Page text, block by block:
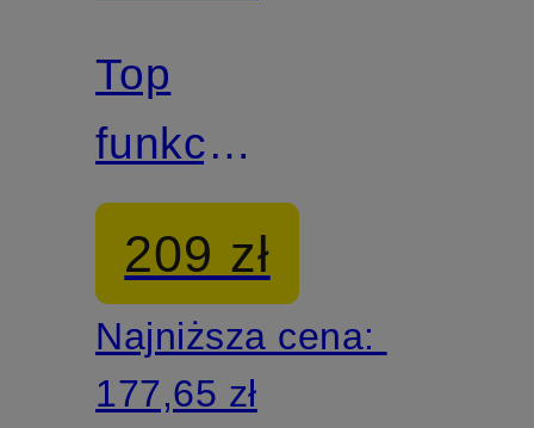
Top
funkcyjny
SUNNA
209 zł
Najniższa cena:
177,65 zł